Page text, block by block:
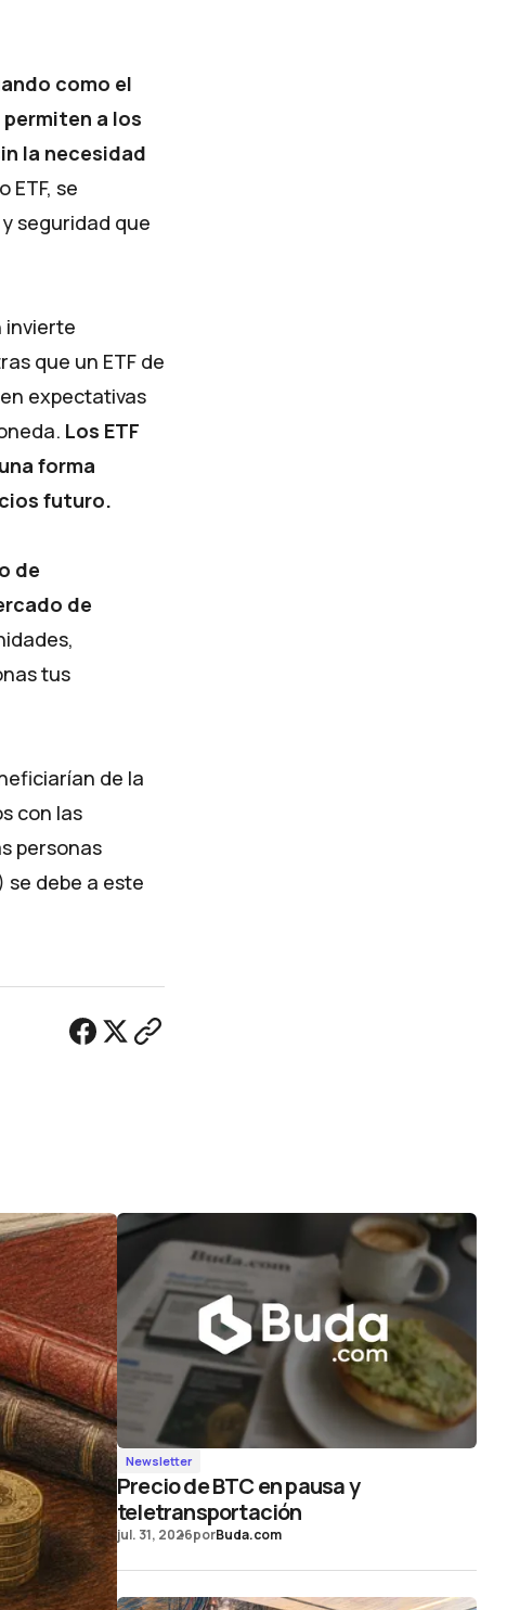
como el
a los
la necesidad
ETF, se
seguridad que
invierte
que un ETF de
expectativas
Los ETF
forma
futuro.
de
de
tus
de la
con las
personas
se debe a este
Newsletter
Precio de BTC en pausa y
teletransportación
jul. 31, 2026porBuda.com